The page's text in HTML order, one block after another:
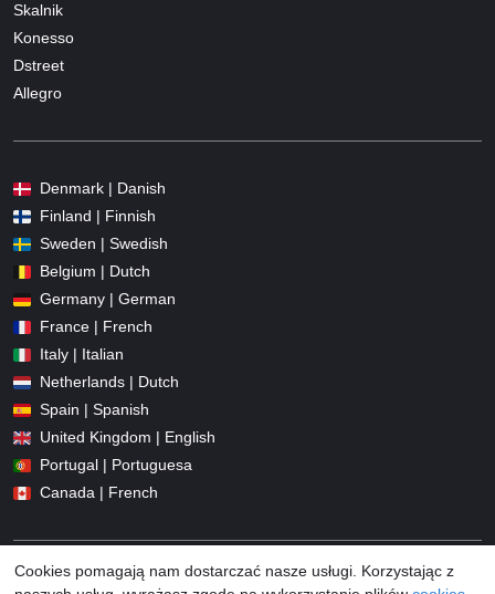
Skalnik
Konesso
Dstreet
Allegro
Denmark | Danish
Finland | Finnish
Sweden | Swedish
Belgium | Dutch
Germany | German
France | French
Italy | Italian
Netherlands | Dutch
Spain | Spanish
United Kingdom | English
Portugal | Portuguesa
Canada | French
Cookies pomagają nam dostarczać nasze usługi. Korzystając z